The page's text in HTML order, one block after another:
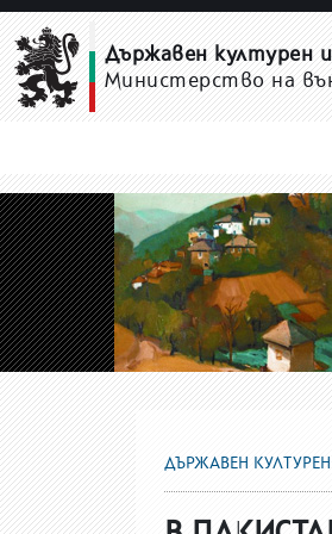
НОВИНИДържавен културен
Министерство на
ДЪРЖАВЕН